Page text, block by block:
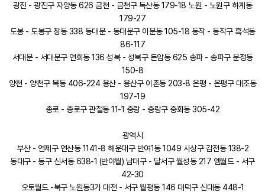
광진 - 광진구 자양동 626 금천 - 금천구 독산동 179-18 노원 - 노원구 하계동
179-27
도봉 - 도봉구 창동 338 동대문 - 동대문구 이문동 105-18 동작 - 동작구 흑석동
86-117
서대문 - 서대문구 연희동 136 성북 - 성북구 돈암동 625 송파 - 송파구 문정동
150-8
양천 - 양천구 목동 406-224 용산 - 용산구 이촌동 203-8 은평 - 은평구 대조동
197-19
종로 - 종로구 관철동 11-1 중랑 - 중랑구 중화동 305-42
광역시
부산 - 연제구 연산동 1141-8 해운대구 반여1동 1049 사상구 감전동 138-2
동대구 - 동구 신서동 638-1 (반야월) 남대구 - 달서구 월성동 217 엠월드 - 서구
42-30
오토월드 -북구 노원동3가 대전 - 서구 월평동 146 대덕구 신대동 448-1